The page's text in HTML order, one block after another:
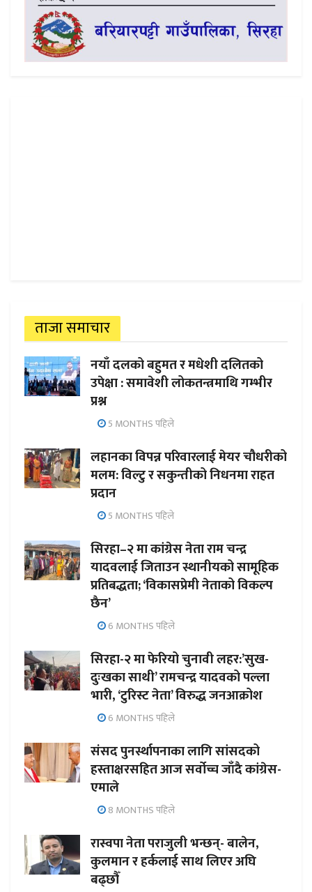
ताजा समाचार
नयाँ दलको बहुमत र मधेशी दलितको
उपेक्षा : समावेशी लोकतन्त्रमाथि गम्भीर
प्रश्न
5 MONTHS पहिले
लहानका विपन्न परिवारलाई मेयर चौधरीको
मलम: विल्टु र सकुन्तीको निधनमा राहत
प्रदान
5 MONTHS पहिले
सिरहा–२ मा कांग्रेस नेता राम चन्द्र
यादवलाई जिताउन स्थानीयको सामूहिक
प्रतिबद्धता; ‘विकासप्रेमी नेताको विकल्प
छैन’
6 MONTHS पहिले
सिरहा-२ मा फेरियो चुनावी लहर:’सुख-
दुःखका साथी’ रामचन्द्र यादवको पल्ला
भारी, ‘टुरिस्ट नेता’ विरुद्ध जनआक्रोश
6 MONTHS पहिले
संसद पुनर्स्थापनाका लागि सांसदको
हस्ताक्षरसहित आज सर्वोच्च जाँदै कांग्रेस-
एमाले
8 MONTHS पहिले
रास्वपा नेता पराजुली भन्छन्- बालेन,
कुलमान र हर्कलाई साथ लिएर अघि
बढ्छौँ